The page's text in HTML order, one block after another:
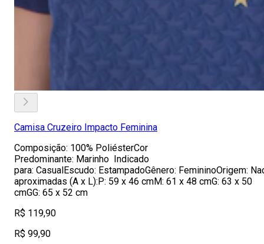
Camisa Cruzeiro Impacto Feminina
Composição: 100% PoliésterCor
Predominante: Marinho Indicado
para: CasualEscudo: EstampadoGênero: FemininoOrigem:
aproximadas (A x L):P: 59 x 46 cmM: 61 x 48 cmG: 63 x 50
cmGG: 65 x 52 cm
R$ 119,90
R$ 99,90